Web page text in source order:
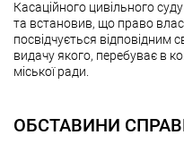
Касаційного цивільного
та встановив, що право
посвідчується відповідним
видачу якого, перебуває в
міської ради.
ОБСТАВИНИ